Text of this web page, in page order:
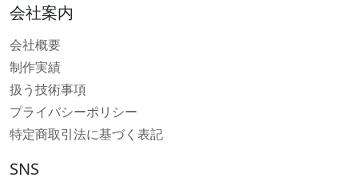
会社案内
会社概要
制作実績
扱う技術事項
プライバシーポリシー
特定商取引法に基づく表記
SNS